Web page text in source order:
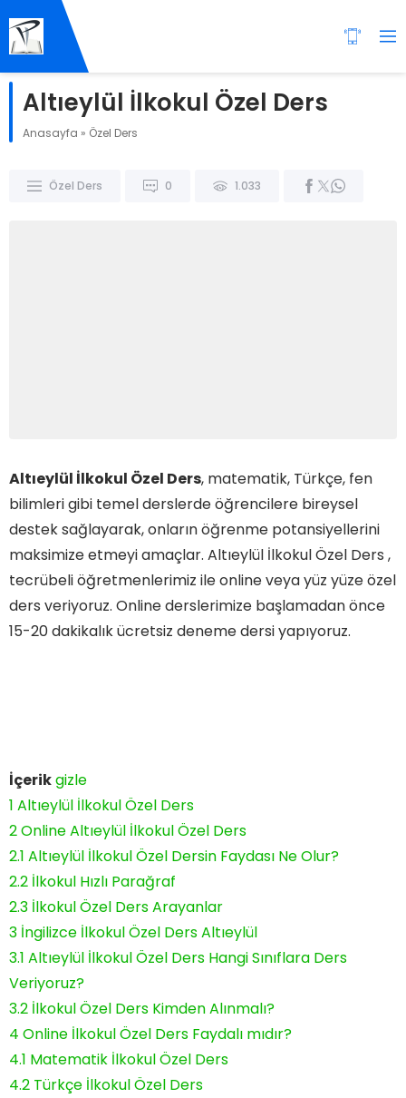
Altıeylül İlkokul Özel Ders
Anasayfa » Özel Ders
Özel Ders 0 1.033
Altıeylül İlkokul Özel Ders, matematik, Türkçe, fen
bilimleri gibi temel derslerde öğrencilere bireysel
destek sağlayarak, onların öğrenme potansiyellerini
maksimize etmeyi amaçlar. Altıeylül İlkokul Özel Ders ,
tecrübeli öğretmenlerimiz ile online veya yüz yüze özel
ders veriyoruz. Online derslerimize başlamadan önce
15-20 dakikalık ücretsiz deneme dersi yapıyoruz.
İçerikgizle
1 Altıeylül İlkokul Özel Ders
2Online Altıeylül İlkokul Özel Ders
2.1 Altıeylül İlkokul Özel Dersin Faydası Ne Olur?
2.2 İlkokul Hızlı Parağraf
2.3 İlkokul Özel Ders Arayanlar
3 İngilizce İlkokul Özel Ders Altıeylül
3.1 Altıeylül İlkokul Özel Ders Hangi Sınıflara Ders
Veriyoruz?
3.2 İlkokul Özel Ders Kimden Alınmalı?
4 Online İlkokul Özel Ders Faydalı mıdır?
4.1 Matematik İlkokul Özel Ders
4.2 Türkçe İlkokul Özel Ders